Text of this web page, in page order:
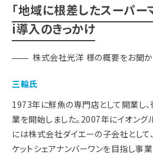
「地域に根差したスーパー
i導入のきっかけ
株式会社光洋 様の概要をお聞か
三輪氏
1973年に鮮魚の専門店として開業し
業を開始しました。2007年にイオング
には株式会社ダイエーの子会社として
ケットシェアナンバーワンを目指し事業